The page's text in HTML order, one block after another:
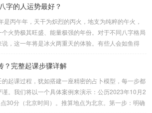
连：位于食指指尖，属水，玄武，主数2、7、8，凶。
于无名指指尖，属金，白虎，主数4、1、2，凶。小
于无名指根部，属木，六合，主数5、3、8，吉。空
于中指根部，属土，勾陈，...
字的人运势最好？
是丙午年，天干为炽烈的丙火，地支为纯粹的午火，
个火势极其旺盛、能量极强的年份。对于不同八字格局
说，这一年将是冰火两重天的体验。有些人会如鱼得
在于平衡与需求八字讲究五行平衡与“喜用神”。喜用
午，是火力全开的一年。因此：八字命局中“喜火”、“用
，等于得到了天地最强能量的帮助，犹如天降神助，
然一飞冲天。八字命局中“忌火”的人...
？完整起课步骤详解
的起课过程，犹如搭建一座精密的占卜模型，每一步都
谨。我们将以一个具体案例来演示：公历2023年10月2
30分（北京时间）。推算地点为北京。第一步：明确